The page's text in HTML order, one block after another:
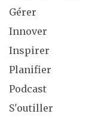
Gérer
Innover
Inspirer
Planifier
Podcast
S'outiller